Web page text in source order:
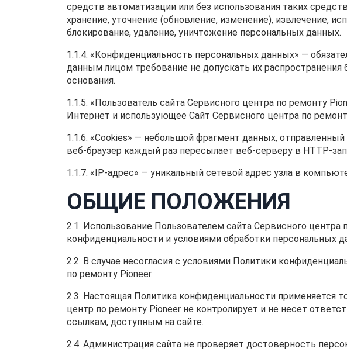
средств автоматизации или без использования таких
хранение, уточнение (обновление, изменение), извлечение,
блокирование, удаление, уничтожение персональных данных.
1.1.4. «Конфиденциальность персональных данных» —
данным лицом требование не допускать их распространения
основания.
1.1.5. «Пользователь сайта Сервисного центра по ремонту
Интернет и использующее Сайт Сервисного центра по
1.1.6. «Cookies» — небольшой фрагмент данных,
веб-браузер каждый раз пересылает веб-серверу в HTTP-
1.1.7. «IP-адрес» — уникальный сетевой адрес узла в
ОБЩИЕ ПОЛОЖЕНИЯ
2.1. Использование Пользователем сайта Сервисного
конфиденциальности и условиями обработки персональных
2.2. В случае несогласия с условиями Политики
по ремонту Pioneer.
2.3. Настоящая Политика конфиденциальности применяется
центр по ремонту Pioneer не контролирует и не несет
ссылкам, доступным на сайте.
2.4. Администрация сайта не проверяет достоверность